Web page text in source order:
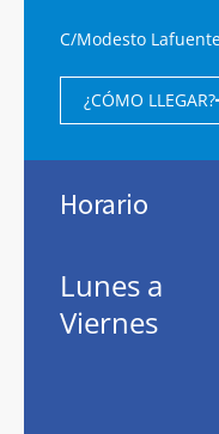
C/Modesto
¿CÓMO LLEGAR?
Horario
Lunes a
Viernes